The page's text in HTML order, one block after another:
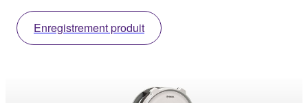
Enregistrement produit